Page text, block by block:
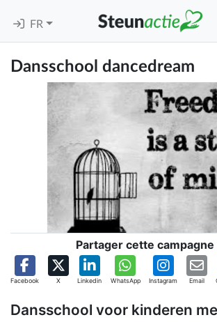
FR
Dansschool dancedream
Partager cette campagne
Facebook X Linkedin WhatsApp Instagram Email
Dansschool voor kinderen